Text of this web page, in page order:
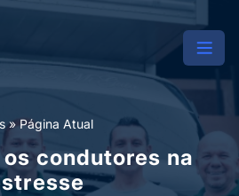
»Página Atual
condutores na